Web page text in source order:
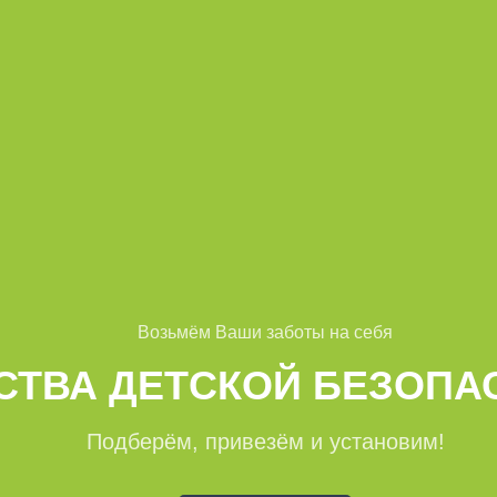
Возьмём Ваши заботы на себя
ДЕТСКОЙ
Подберём, привезём и установим!